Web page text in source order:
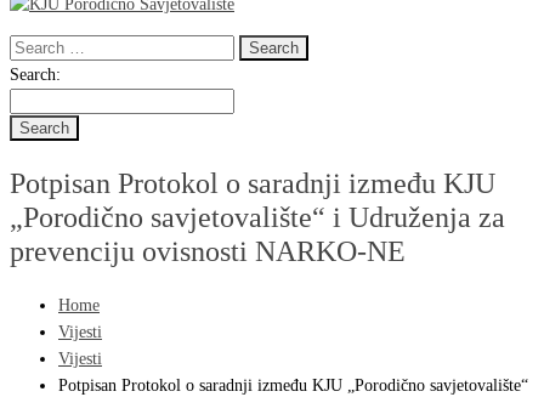
Search
for:
Search
Search:
Potpisan Protokol o saradnji između KJU
„Porodično savjetovalište“ i Udruženja za
prevenciju ovisnosti NARKO-NE
Home
Vijesti
Vijesti
Potpisan Protokol o saradnji između KJU „Porodično savjetovalište“